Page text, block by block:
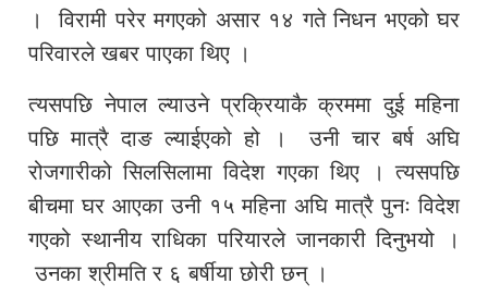
। विरामी परेर मगएको असार १४ गते निधन भएको घर
परिवारले खबर पाएका थिए ।
त्यसपछि नेपाल ल्याउने प्रक्रियाकै क्रममा दुई महिना
पछि मात्रै दाङ ल्याईएको हो । उनी चार बर्ष अघि
रोजगारीको सिलसिलामा विदेश गएका थिए । त्यसपछि
बीचमा घर आएका उनी १५ महिना अघि मात्रै पुनः विदेश
गएको स्थानीय राधिका परियारले जानकारी दिनुभयो ।
उनका श्रीमति र ६ बर्षीया छोरी छन् ।